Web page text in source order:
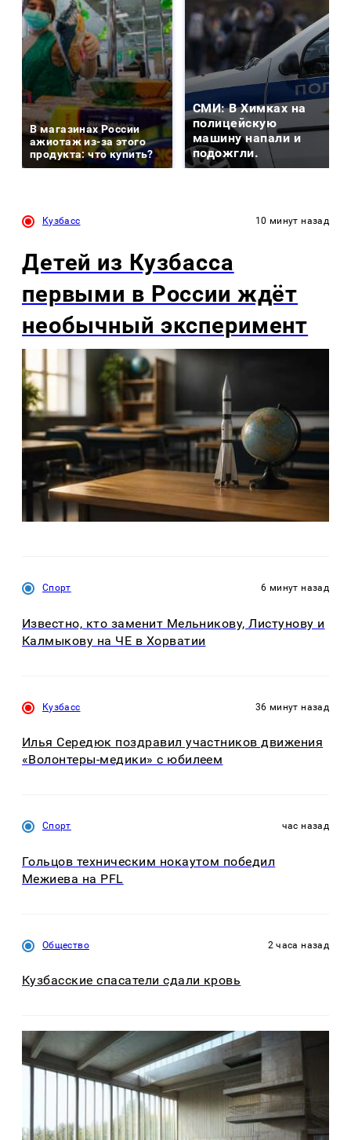
В магазинах России
ажиотаж из-за этого
продукта: что купить?
СМИ: В Химках на
полицейскую
машину напали и
подожгли.
Кузбасс 10 минут назад
Детей из Кузбасса
первыми в России ждёт
необычный эксперимент
Спорт 6 минут назад
Известно, кто заменит Мельникову, Листунову и
Калмыкову на ЧЕ в Хорватии
Кузбасс 36 минут назад
Илья Середюк поздравил участников движения
«Волонтеры-медики» с юбилеем
Спорт час назад
Гольцов техническим нокаутом победил
Межиева на PFL
Общество 2 часа назад
Кузбасские спасатели сдали кровь